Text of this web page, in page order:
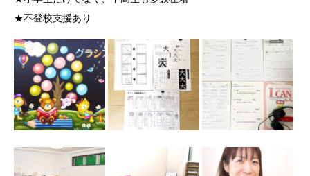
★不登校支援あり